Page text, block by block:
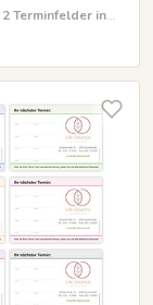
2Terminfelder in